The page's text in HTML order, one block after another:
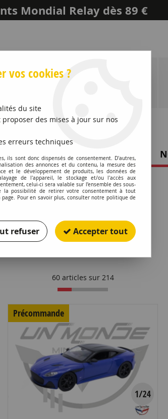
Mondial Relay dès 89 €
PROMOTIONS
Voitures
60 articles sur 214
Précommande
vos cookies ?
du site
des mises à jour sur nos
erreurs techniques
ils sont donc dispensés de consentement. D'autres,
des annonces et du contenu, la mesure des
et le développement de produits, les données de
de l'appareil, le stockage et/ou l'accès aux
celui-ci sera valable sur l’ensemble des sous-
la possibilité de retirer votre consentement à tout
Pour en savoir plus, consulter notre politique de
refuser Accepter tout